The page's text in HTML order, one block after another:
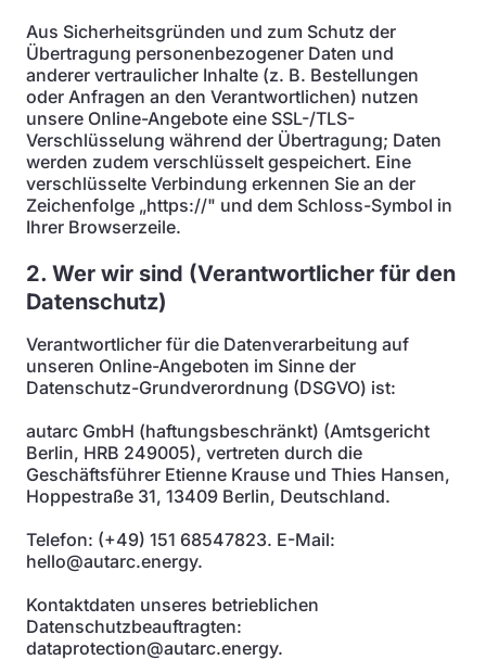
Aus Sicherheitsgründen und zum Schutz der
Übertragung personenbezogener Daten und
anderer vertraulicher Inhalte (z. B. Bestellungen
oder Anfragen an den Verantwortlichen) nutzen
unsere Online-Angebote eine SSL-/TLS-
Verschlüsselung während der Übertragung; Daten
werden zudem verschlüsselt gespeichert. Eine
verschlüsselte Verbindung erkennen Sie an der
Zeichenfolge „https://" und dem Schloss-Symbol in
Ihrer Browserzeile.
2. Wer wir sind (Verantwortlicher für den
Datenschutz)
Verantwortlicher für die Datenverarbeitung auf
unseren Online-Angeboten im Sinne der
Datenschutz-Grundverordnung (DSGVO) ist:
autarc GmbH (haftungsbeschränkt) (Amtsgericht
Berlin, HRB 249005), vertreten durch die
Geschäftsführer Etienne Krause und Thies Hansen,
Hoppestraße 31, 13409 Berlin, Deutschland.
Telefon: (+49) 151 68547823. E-Mail:
hello@autarc.energy.
Kontaktdaten unseres betrieblichen
Datenschutzbeauftragten:
dataprotection@autarc.energy.